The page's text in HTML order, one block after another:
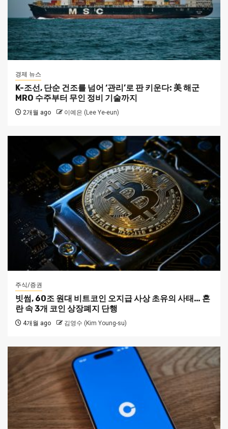
경제 뉴스
K-조선, 단순 건조를 넘어 ‘관리’로 판 키운다: 美 해군
MRO 수주부터 무인 정비 기술까지
2개월 ago 이예은 (Lee Ye-eun)
주식/증권
빗썸, 60조 원대 비트코인 오지급 사상 초유의 사태… 혼
란 속 3개 코인 상장폐지 단행
4개월 ago 김영수 (Kim Young-su)